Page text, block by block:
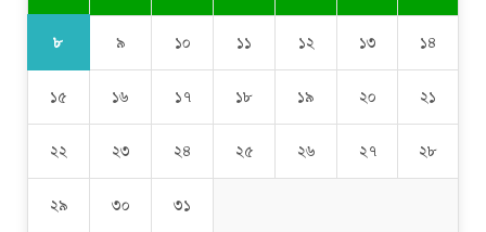
৮ ৯ ১০ ১১ ১২ ১৩ ১৪
১৫ ১৬ ১৭ ১৮ ১৯ ২০ ২১
২২ ২৩ ২৪ ২৫ ২৬ ২৭ ২৮
২৯ ৩০ ৩১